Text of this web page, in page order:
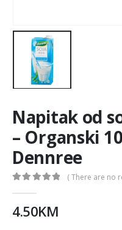
Napitak od
– Organski
Dennree
( There are no
4.50KM